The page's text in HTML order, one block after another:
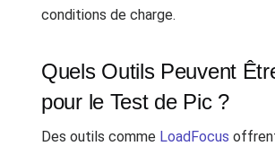
conditions de charge.
Quels Outils Peuvent
pour le Test de Pic ?
Des outils comme LoadFocus